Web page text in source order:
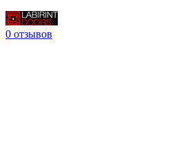
0 отзывов